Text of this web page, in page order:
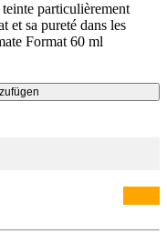
particulièrement
et sa pureté dans les
Format 60 ml